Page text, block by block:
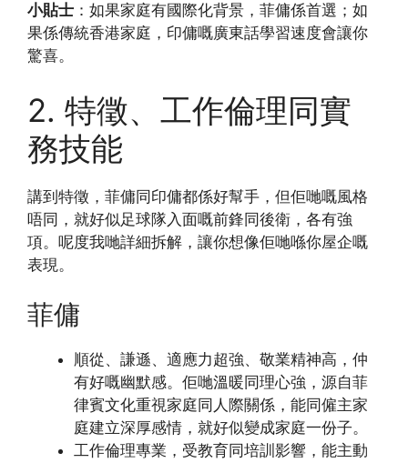
小貼士 ：如果家庭有國際化背景，菲傭係首選；如
果係傳統香港家庭，印傭嘅廣東話學習速度會讓你
驚喜。
2. 特徵、工作倫理同實
務技能
講到特徵，菲傭同印傭都係好幫手，但佢哋嘅風格
唔同，就好似足球隊入面嘅前鋒同後衛，各有強
項。呢度我哋詳細拆解，讓你想像佢哋喺你屋企嘅
表現。
菲傭
順從、謙遜、適應力超強、敬業精神高，仲
有好嘅幽默感。佢哋溫暖同理心強，源自菲
律賓文化重視家庭同人際關係，能同僱主家
庭建立深厚感情，就好似變成家庭一份子。
工作倫理專業，受教育同培訓影響，能主動